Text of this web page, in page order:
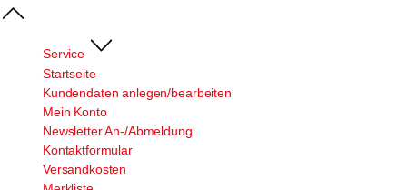
Service
Startseite
Kundendaten anlegen/bearbeiten
Mein Konto
Newsletter An-/Abmeldung
Kontaktformular
Versandkosten